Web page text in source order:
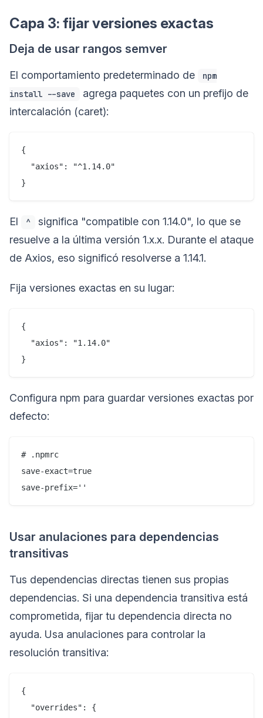
Capa 3: fijar versiones exactas
Deja de usar rangos semver
El comportamiento predeterminado de
npm
install --save
agrega paquetes con un prefijo de
intercalación (caret):
{
  "axios": "^1.14.0"
El ^
significa "compatible con 1.14.0", lo que se
resuelve a la última versión 1.x.x. Durante el ataque
de Axios, eso significó resolverse a 1.14.1.
Fija versiones exactas en su lugar:
{
  "axios": "1.14.0"
Configura npm para guardar versiones exactas por
defecto:
# .npmrc
save-exact=true
Usar anulaciones para dependencias
transitivas
Tus dependencias directas tienen sus propias
dependencias. Si una dependencia transitiva está
comprometida, fijar tu dependencia directa no
ayuda. Usa anulaciones para controlar la
resolución transitiva:
{
  "overrides": {